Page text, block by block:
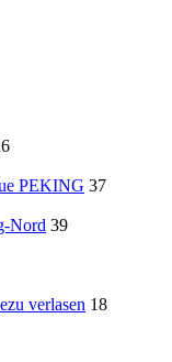
PEKING 37
Nord 39
verlasen 18